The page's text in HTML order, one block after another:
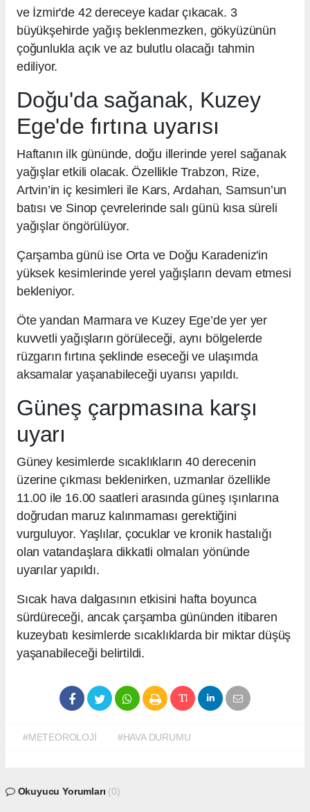
ve İzmir'de 42 dereceye kadar çıkacak. 3
büyükşehirde yağış beklenmezken, gökyüzünün
çoğunlukla açık ve az bulutlu olacağı tahmin
ediliyor.
Doğu'da sağanak, Kuzey
Ege'de fırtına uyarısı
Haftanın ilk gününde, doğu illerinde yerel sağanak
yağışlar etkili olacak. Özellikle Trabzon, Rize,
Artvin’in iç kesimleri ile Kars, Ardahan, Samsun’un
batısı ve Sinop çevrelerinde salı günü kısa süreli
yağışlar öngörülüyor.
Çarşamba günü ise Orta ve Doğu Karadeniz'in
yüksek kesimlerinde yerel yağışların devam etmesi
bekleniyor.
Öte yandan Marmara ve Kuzey Ege’de yer yer
kuvvetli yağışların görüleceği, aynı bölgelerde
rüzgarın fırtına şeklinde eseceği ve ulaşımda
aksamalar yaşanabileceği uyarısı yapıldı.
Güneş çarpmasına karşı
uyarı
Güney kesimlerde sıcaklıkların 40 derecenin
üzerine çıkması beklenirken, uzmanlar özellikle
11.00 ile 16.00 saatleri arasında güneş ışınlarına
doğrudan maruz kalınmaması gerektiğini
vurguluyor. Yaşlılar, çocuklar ve kronik hastalığı
olan vatandaşlara dikkatli olmaları yönünde
uyarılar yapıldı.
Sıcak hava dalgasının etkisini hafta boyunca
sürdüreceği, ancak çarşamba gününden itibaren
kuzeybatı kesimlerde sıcaklıklarda bir miktar düşüş
yaşanabileceği belirtildi.
#METEOROLOJİ #HAVA DURUMU
Okuyucu Yorumları (0)